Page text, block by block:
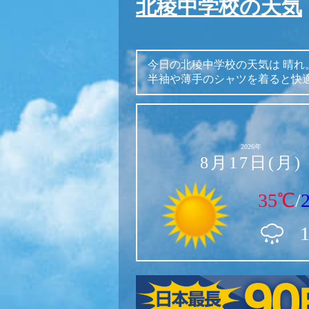
北稜中学校の天気
今日の北稜中学校の天気は 晴れ
半袖や薄手のシャツを着ると快
2026年
8月17日(月)
35℃/